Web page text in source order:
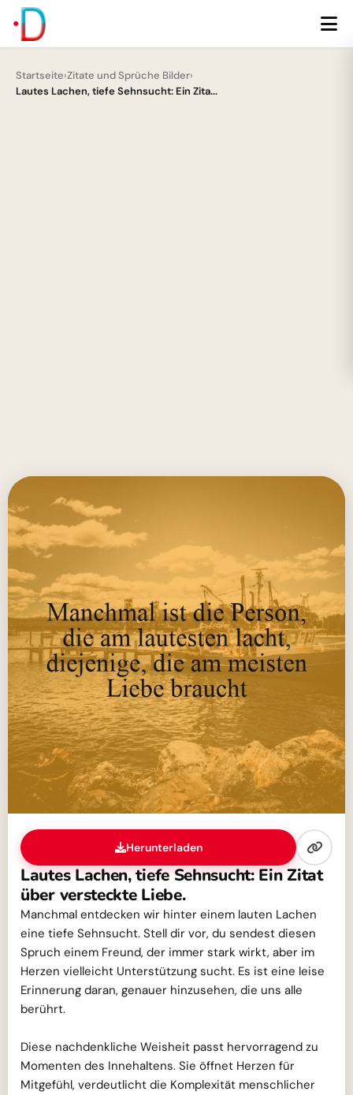
Startseite›Zitate und Sprüche Bilder›
Lautes Lachen, tiefe Sehnsucht: Ein Zita...
Herunterladen
Lautes Lachen, tiefe Sehnsucht: Ein Zitat
über versteckte Liebe.
Manchmal entdecken wir hinter einem lauten Lachen
eine tiefe Sehnsucht. Stell dir vor, du sendest diesen
Spruch einem Freund, der immer stark wirkt, aber im
Herzen vielleicht Unterstützung sucht. Es ist eine leise
Erinnerung daran, genauer hinzusehen, die uns alle
berührt.
Diese nachdenkliche Weisheit passt hervorragend zu
Momenten des Innehaltens. Sie öffnet Herzen für
Mitgefühl, verdeutlicht die Komplexität menschlicher